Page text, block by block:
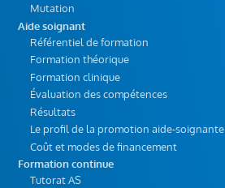
Mutation
Aide soignant
Référentiel de formation
Formation théorique
Formation clinique
Évaluation des compétences
Résultats
Le profil de la promotion aide-soignante
Coût et modes de financement
Formation continue
Tutorat AS